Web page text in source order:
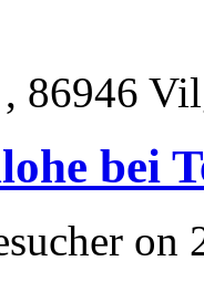
, 86946
bei
on